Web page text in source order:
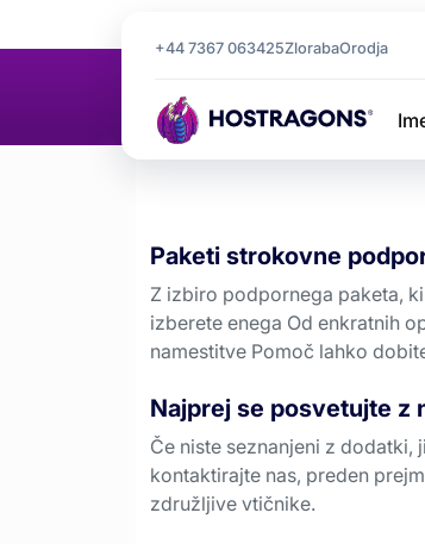
+44 7367 063425ZlorabaOrodja
Dodatki
Paketi strokovne
Z izbiro podpornega paketa,
izberete enega Od enkratnih
namestitve Pomoč lahko
Najprej se posvetujte z
Če niste seznanjeni z dodatki,
kontaktirajte nas, preden
združljive vtičnike.